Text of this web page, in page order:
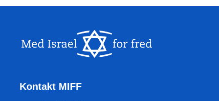
Kontakt MIFF